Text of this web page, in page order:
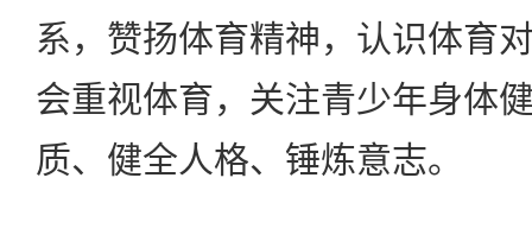
系，赞扬体育精神，认识体育
会重视体育，关注青少年身体
质、健全人格、锤炼意志。